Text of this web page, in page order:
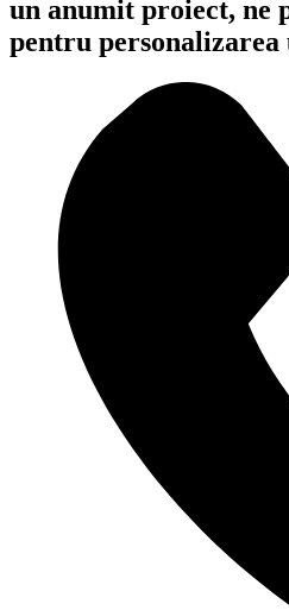
un anumit proiect, ne
pentru personalizarea